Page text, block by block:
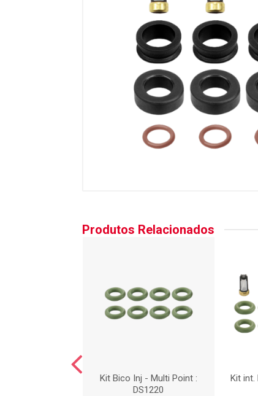
Produtos Relacionados
Kit Bico Inj - Multi Point :
DS1220
Kit int.